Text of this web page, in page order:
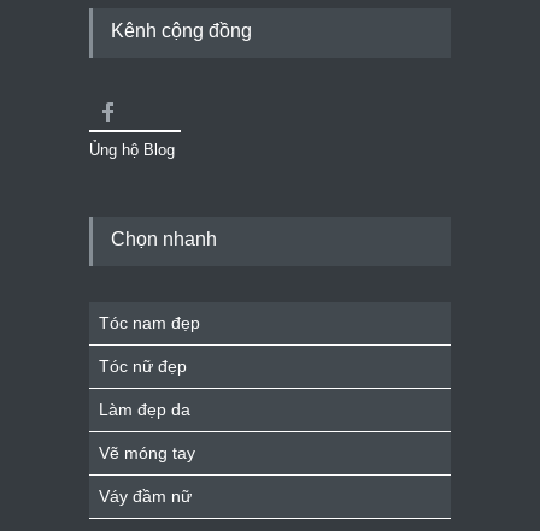
Kênh cộng đồng
Ủng hộ Blog
Chọn nhanh
Tóc nam đẹp
Tóc nữ đẹp
Làm đẹp da
Vẽ móng tay
Váy đầm nữ